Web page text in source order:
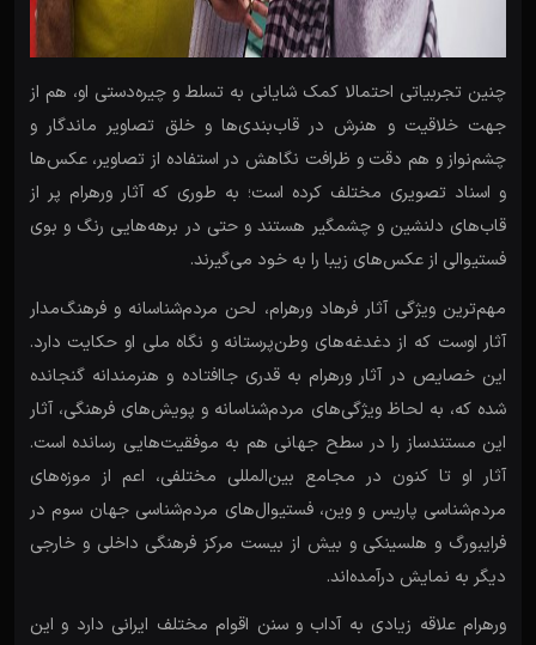
چنین تجربیاتی احتمالا کمک شایانی به تسلط و چیره‌دستی او، هم از
جهت خلاقیت و هنرش در قاب‌بندی‌ها و خلق تصاویر ماندگار و
چشم‌نواز و هم دقت و ظرافت نگاهش در استفاده از تصاویر، عکس‌ها
و اسناد تصویری مختلف کرده است؛ به طوری که آثار ورهرام پر از
قاب‌های دلنشین و چشمگیر هستند و حتی در برهه‌هایی رنگ و بوی
فستیوالی از عکس‌های زیبا را به خود می‌گیرند.
مهم‌ترین ویژگی آثار فرهاد ورهرام، لحن مردم‌شناسانه و فرهنگ‌مدار
آثار اوست که از دغدغه‌های وطن‌پرستانه و نگاه ملی او حکایت دارد.
این خصایص در آثار ورهرام به قدری جاافتاده و هنرمندانه گنجانده
شده که، به لحاظ ویژگی‌های مردم‌شناسانه و پویش‌های فرهنگی، آثار
این مستندساز را در سطح جهانی هم به موفقیت‌هایی رسانده است.
آثار او تا کنون در مجامع بین‌المللی مختلفی، اعم از موزه‌های
مردم‌شناسی پاریس و وین، فستیوال‌های مردم‌شناسی جهان سوم در
فرایبورگ و هلسینکی و بیش از بیست مرکز فرهنگی داخلی و خارجی
دیگر به نمایش درآمده‌اند.
ورهرام علاقه زیادی به آداب و سنن اقوام مختلف ایرانی دارد و این